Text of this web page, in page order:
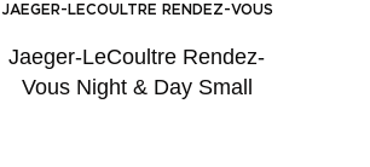
JAEGER-LECOULTRE RENDEZ-VOUS
Jaeger-LeCoultre Rendez-
Vous Night & Day Small